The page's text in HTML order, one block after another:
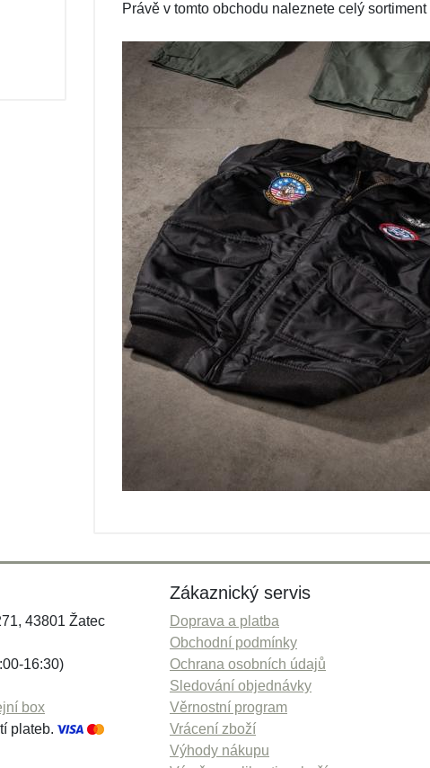
Právě v tomto obchodu naleznete celý sortiment
43801 Žatec
16:30)
box
plateb.
Zákaznický servis
Doprava a platba
Obchodní podmínky
Ochrana osobních údajů
Sledování objednávky
Věrnostní program
Vrácení zboží
Výhody nákupu